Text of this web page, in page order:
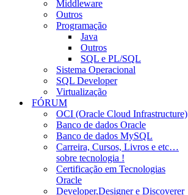
Middleware
Outros
Programação
Java
Outros
SQL e PL/SQL
Sistema Operacional
SQL Developer
Virtualização
FÓRUM
OCI (Oracle Cloud Infrastructure)
Banco de dados Oracle
Banco de dados MySQL
Carreira, Cursos, Livros e etc…
sobre tecnologia !
Certificação em Tecnologias
Oracle
Developer,Designer e Discoverer